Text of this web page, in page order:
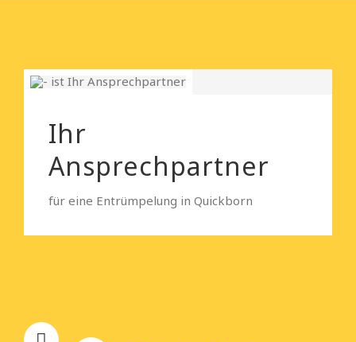
Ihr
Ansprechpartner
für eine Entrümpelung in Quickborn